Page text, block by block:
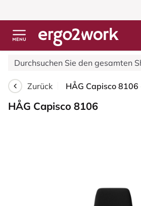
Zurück
HÅG Capisco 8106